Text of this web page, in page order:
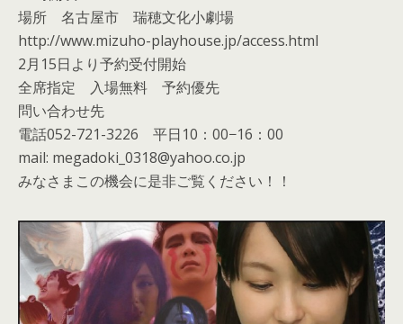
場所 名古屋市 瑞穂文化小劇場
http://www.mizuho-playhouse.jp/access.html
2月15日より予約受付開始
全席指定 入場無料 予約優先
問い合わせ先
電話052-721-3226 平日10：00−16：00
mail: megadoki_0318@yahoo.co.jp
みなさまこの機会に是非ご覧ください！！